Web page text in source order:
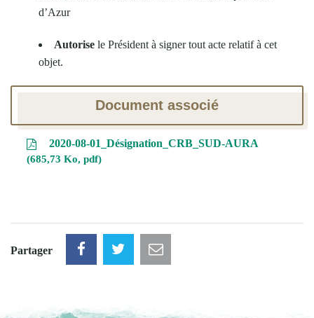
d’Azur
Autorise le Président à signer tout acte relatif à cet
objet.
Document associé
2020-08-01_Désignation_CRB_SUD-AURA
685,73 Ko, pdf
Partager